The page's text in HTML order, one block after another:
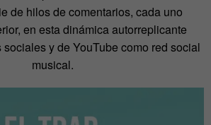
de hilos de comentarios, cada uno
en esta dinámica autorreplicante
y de YouTube como red social
musical.